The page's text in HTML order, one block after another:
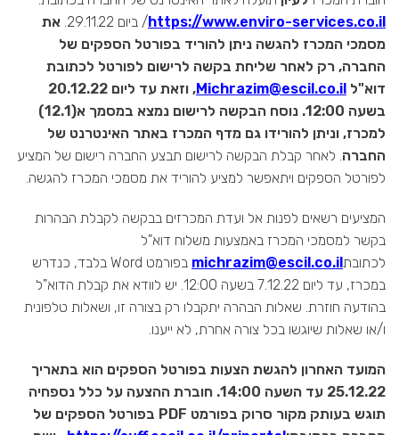
https://www.enviro-services.co.il/ ביום 29.11.22.
את
מסמכי המכרז להגשה ניתן להוריד בפורטל הספקים של
החברה, רק לאחר שליחת בקשה לרישום לפורטל לכתובת
דוא"ל Michrazim@escil.co.il
, וזאת עד ליום 20.12.22
בשעה 12:00. נוסח הבקשה לרישום נמצא במסמך א(12.1)
למכרז, וניתן להורידו גם מדף המכרז באתר האינטרנט של
החברה. לאחר קבלת הבקשה לרישום תבצע החברה רישום של המציע
לפורטל הספקים ויתאפשר למציע להוריד את מסמכי המכרז להגשה.
המציעים רשאים לפנות אל ועדת המכרזים בבקשה לקבלת הבהרות
בקשר למסמכי המכרז באמצעות משלוח דוא"ל
לכתובתmichrazim@escil.co.il
בפורמט Word בלבד, כנדרש
במכרז, עד ליום 7.12.22 בשעה 12:00. יש לוודא את קבלת הדוא"ל
בהודעה חוזרת. שאלות הבהרה יתקבלו רק בצורה זו, ושאלות טלפונית
ו/או שאלות שיוגשו בכל צורה אחרת, לא ייענו.
המועד האחרון להגשת הצעות בפורטל הספקים הוא בתאריך
25.12.22 עד השעה 14:00. חוברת ההצעה על כלל נספחיה
תוגש בעותק מקור סרוק בפורמט PDF בפורטל הספקים של